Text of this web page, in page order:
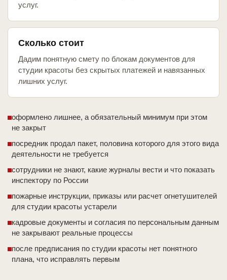
услуг.
Сколько стоит
Дадим понятную смету по блокам документов для
студии красоты без скрытых платежей и навязанных
лишних услуг.
оформлено лишнее, а обязательный минимум при этом
не закрыт
посредник продал пакет, половина которого для этого вида
деятельности не требуется
сотрудники не знают, какие журналы вести и что показать
инспектору по России
пожарные инструкции, приказы или расчет огнетушителей
для студии красоты устарели
кадровые документы и согласия по персональным данным
не закрывают реальные процессы
после предписания по студии красоты нет понятного
плана, что исправлять первым